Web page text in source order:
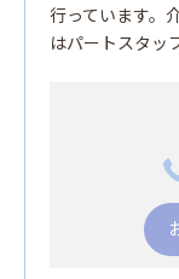
行っています。
はパートスタッ